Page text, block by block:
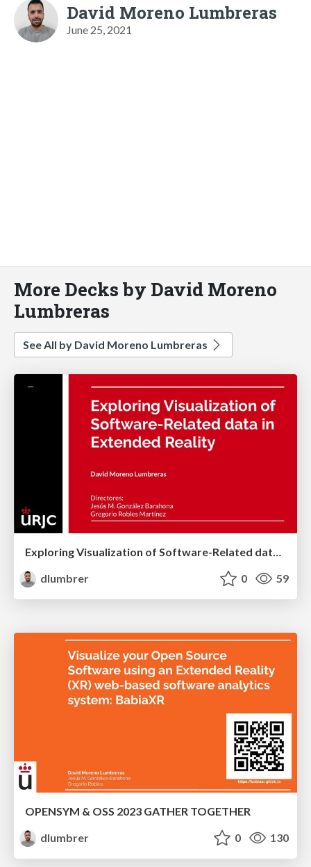
David Moreno Lumbreras
June 25, 2021
More Decks by David Moreno
Lumbreras
See All by David Moreno Lumbreras
Exploring Visualization of Software-Related data in Extended Reality - Thesis dissertation
dlumbrer
0 59
OPENSYM & OSS 2023 GATHER TOGETHER
dlumbrer
0 130